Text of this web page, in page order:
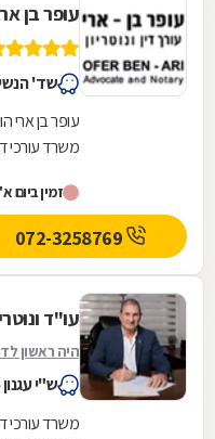
עופר בן
שד' הנשיא 131, מרכז
עופר בן ארי
משרד עורכי
ובכלל זה...
זמין ביום א'
עו"ד
היה ראשון
ש"י עגנון 6, נהריה
משרד עורכי